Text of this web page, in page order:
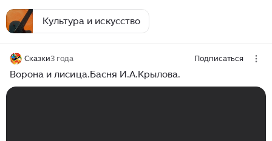
Культура и искусство
Сказки3 года Подписаться
Ворона и лисица.Басня И.А.Крылова.